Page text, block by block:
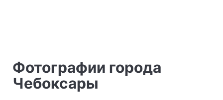
Фотографии города
Чебоксары